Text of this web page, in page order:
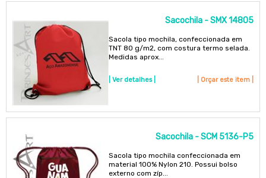
Sacochila - SMX 14805
Sacola tipo mochila, confeccionada em
TNT 80 g/m2, com costura termo selada.
Medidas aprox...
| Ver detalhes | | Orçar este item |
Sacochila - SCM 5136-P5
Sacola tipo mochila confeccionada em
material 100% Nylon 210. Possui bolso
externo com zíp...